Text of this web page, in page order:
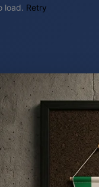
load. Retry